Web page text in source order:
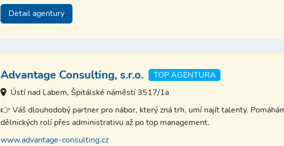
Detail agentury
Advantage Consulting, s.r.o.
TOP AGENTURA
Ústí nad Labem, Špitálské náměstí 3517/1a
👉 Váš dlouhodobý partner pro nábor, který zná trh, umí najít talenty.
dělnických rolí přes administrativu až po top management.
www.advantage-consulting.cz